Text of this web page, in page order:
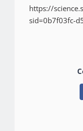
https://
sid=0b7f03fc-